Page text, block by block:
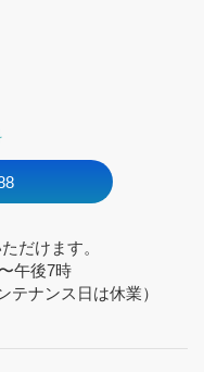
だけます。
午後7時
テナンス日は休業）